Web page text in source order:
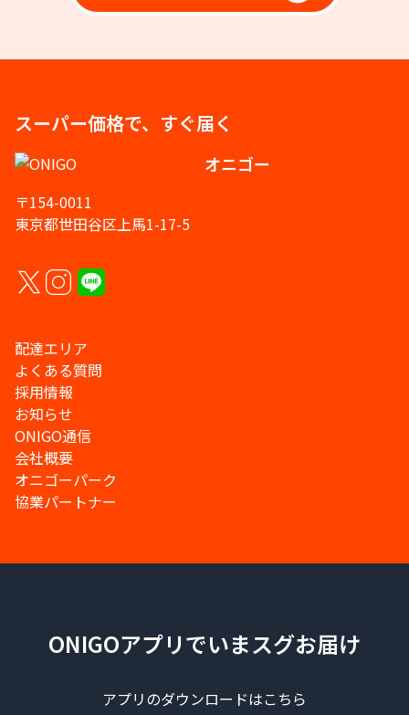
スーパー価格で、すぐ届く
オニゴー
〒154-0011
東京都世田谷区上馬1-17-5
配達エリア
よくある質問
採用情報
お知らせ
ONIGO通信
会社概要
オニゴーパーク
協業パートナー
ONIGOアプリでいまスグお届け
アプリのダウンロードはこちら